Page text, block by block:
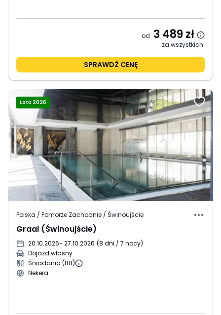
od 3 489zł
za wszystkich
SPRAWDŹ CENĘ
Lato 2026
Polska / Pomorze Zachodnie / Świnoujście
Graal (Świnoujście)
20.10.2026- 27.10.2026 (8 dni / 7 nocy)
Dojazd własny
Śniadania (BB)
Nekera